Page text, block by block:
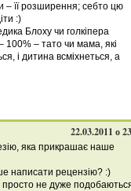
– її розширення; себто цю
:)
Блоху чи голкіпера
100% – тато чи мама, які
і дитина всміхнеться, а
22.03.2011 о
яка прикрашає наше
написати рецензію? :)
просто не дуже